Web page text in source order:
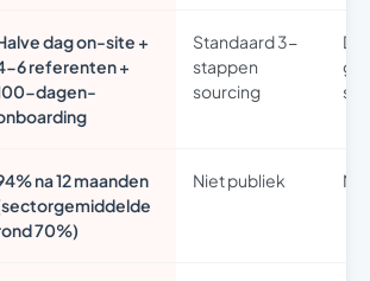
dag on-site +
6 referenten +
dagen-
Standaard 3-
stappen
sourcing
na 12 maanden
70%)
Niet publiek